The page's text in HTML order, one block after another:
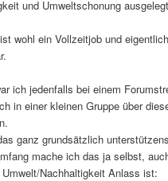
und Umweltschonung
wohl ein Vollzeitjob und
ich jedenfalls bei einem
in einer kleinen Gruppe über
ganz grundsätzlich
mache ich das ja selbst,
Nachhaltigkeit Anlass ist: